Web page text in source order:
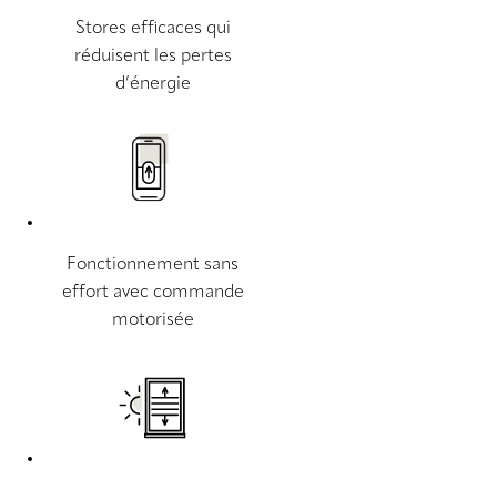
Stores efficaces qui
réduisent les pertes
d’énergie
Fonctionnement sans
effort avec commande
motorisée